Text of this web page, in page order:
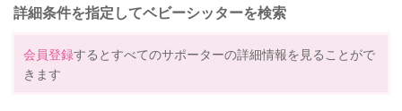
詳細条件を指定してベビーシッターを検索
会員登録するとすべてのサポーターの詳細情報を見ることがで
きます